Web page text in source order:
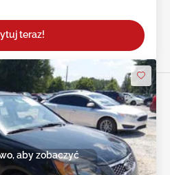
teraz!
aby zobaczyć